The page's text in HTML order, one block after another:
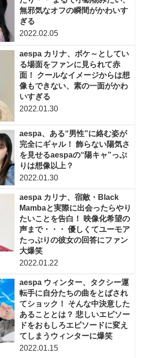
無邪気なオフの瞬間がかわいす
ぎる
2022.02.05
aespa カリナ、ボケ～としてい
る場面をファンに見られて赤
面！ クールなイメージからは想
像もできない、素の一面がかわ
いすぎる
2022.01.30
aespa、ある“男性”に絡む姿が
完全にギャル！ 飾らない陽気さ
を見せるaespaの“陽キャ”っぷ
りは想像以上？
2022.01.30
aespa カリナ、宿敵・Black
Mambaと実際に出会ったらやり
たいことを告白！ 映像化希望の
声まで・・・ 優しくてユーモア
たっぷりの彼女の回答にファン
大爆笑
2022.01.22
aespa ウィンター、タクシー運
転手に自分たちの曲をとばされ
てショック！ そんな中決意した
あることとは？ 悲しいエピソー
ドをおもしろエピソードに変え
てしまうウィンターに爆笑
2022.01.15